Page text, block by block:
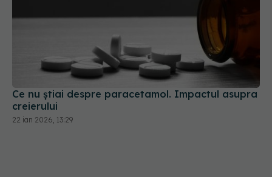
Ce nu știai despre paracetamol. Impactul asupra
creierului
22 ian 2026, 13:29